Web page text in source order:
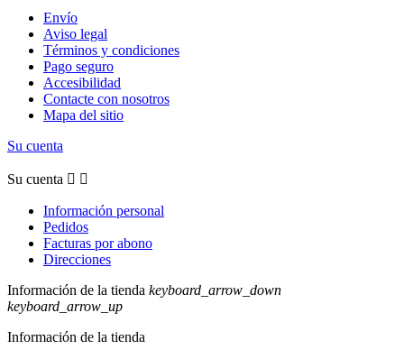
Envío
Aviso legal
Términos y condiciones
Pago seguro
Accesibilidad
Contacte con nosotros
Mapa del sitio
Su cuenta
Su cuenta  
Información personal
Pedidos
Facturas por abono
Direcciones
Información de la tienda keyboard_arrow_down
keyboard_arrow_up
Información de la tienda